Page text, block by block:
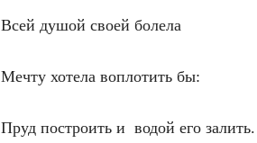
Всей душой своей болела
Мечту хотела воплотить бы:
Пруд построить и водой его залить.